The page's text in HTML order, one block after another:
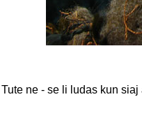
ne - se li ludas kun